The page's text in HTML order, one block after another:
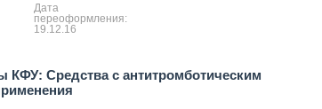
Дата
переоформления:
19.12.16
КФУ: Средства с антитромботическим